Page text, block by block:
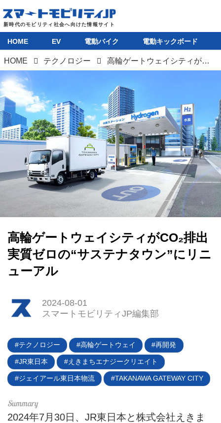
HOME
EV
電動バイク
電動キックボード
HOME EV 電動バイク 電動キックボード
HOME テクノロジー 高輪ゲートウェイシティがCO₂排出実質ゼロの“サステナタウン”にリニューアル
高輪ゲートウェイシティがCO₂排出
実質ゼロの“サステナタウン”にリニ
ューアル
2024-08-01
スマートモビリティJP編集部
テクノロジー 高輪ゲートウェイ 再開発
JR東日本 えきまちエナジークリエイト
ジェイアール東日本物流 TAKANAWA GATEWAY CITY
2024年7月30日、JR東日本と株式会社えきま